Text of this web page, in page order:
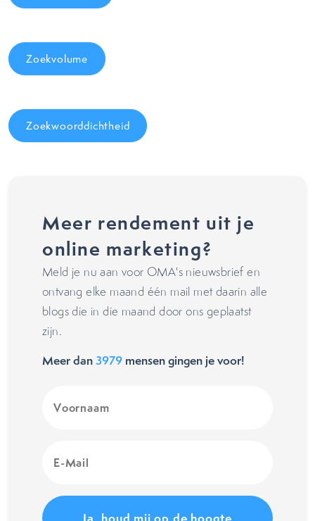
Zoekvolume
Zoekwoorddichtheid
Meer rendement uit je
online marketing?
Meld je nu aan voor OMA's nieuwsbrief en
ontvang elke maand één mail met daarin alle
blogs die in die maand door ons geplaatst
zijn.
Meer dan3979 mensen gingen je voor!
(Vereist)
Mail